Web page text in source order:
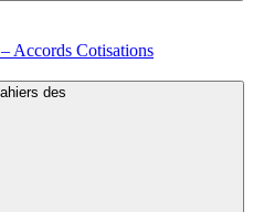
Accords Cotisations
des